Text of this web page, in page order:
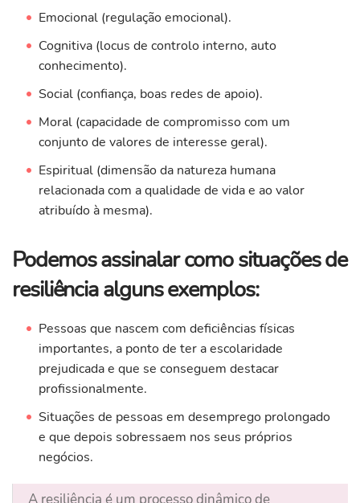
Emocional (regulação emocional).
Cognitiva (locus de controlo interno, auto
conhecimento).
Social (confiança, boas redes de apoio).
Moral (capacidade de compromisso com um
conjunto de valores de interesse geral).
Espiritual (dimensão da natureza humana
relacionada com a qualidade de vida e ao valor
atribuído à mesma).
Podemos assinalar como situações de
resiliência alguns exemplos:
Pessoas que nascem com deficiências físicas
importantes, a ponto de ter a escolaridade
prejudicada e que se conseguem destacar
profissionalmente.
Situações de pessoas em desemprego prolongado
e que depois sobressaem nos seus próprios
negócios.